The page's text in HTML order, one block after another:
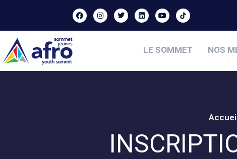
LE SOMMET NOS